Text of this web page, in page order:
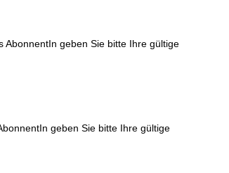
AbonnentIn geben Sie bitte Ihre gültige
geben Sie bitte Ihre gültige